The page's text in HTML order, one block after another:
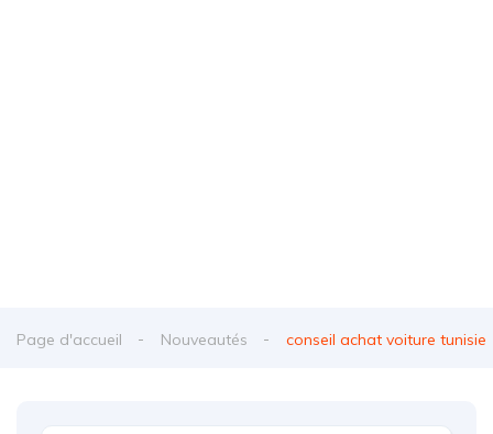
Page d'accueil Nouveautés conseil achat voiture tunisie